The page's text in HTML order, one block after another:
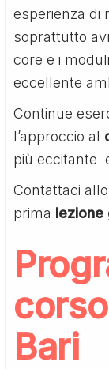
esperienza di
soprattutto
core e i
eccellente
Continue
l’approccio al
più eccitante
Contattaci allo
prima lezione
Bari